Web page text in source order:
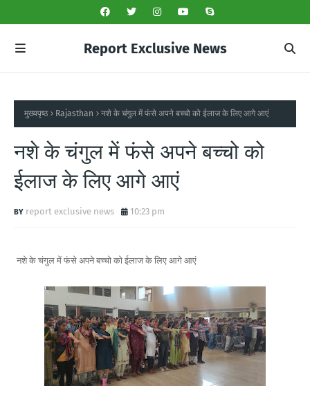
Report Exclusive News
मुख्यपृष्ठ Rajasthan नशे के चंगुल में फंसे अपने बच्चो को ईलाज के लिए आगे आएं
नशे के चंगुल में फंसे अपने बच्चो को
ईलाज के लिए आगे आएं
report exclusive news 10:23 pm
नशे के चंगुल में फंसे अपने बच्चो को ईलाज के लिए आगे आएं